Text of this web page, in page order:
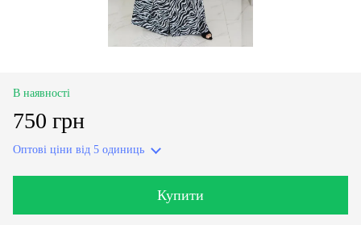
В наявності
750 грн
Оптові ціни від 5 одиниць
Купити